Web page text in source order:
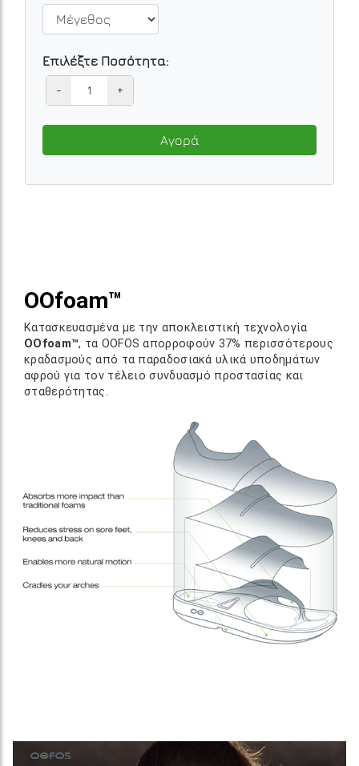
Επιλέξτε Ποσότητα:
- +
Αγορά
OOfoam™
Κατασκευασμένα με την αποκλειστική τεχνολογία
OOfoam™, τα OOFOS απορροφούν 37% περισσότερους
κραδασμούς από τα παραδοσιακά υλικά υποδημάτων
αφρού για τον τέλειο συνδυασμό προστασίας και
σταθερότητας.